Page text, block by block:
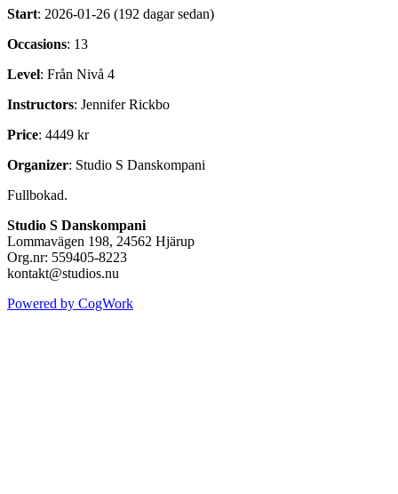
Start: 2026-01-26 (192 dagar sedan)
Occasions: 13
Level: Från Nivå 4
Instructors: Jennifer Rickbo
Price: 4449 kr
Organizer: Studio S Danskompani
Fullbokad.
Studio S Danskompani
Lommavägen 198, 24562 Hjärup
Org.nr: 559405-8223
kontakt@studios.nu
Powered by CogWork